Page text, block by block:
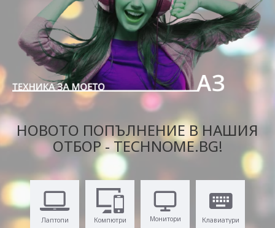
НОВОТО ПОПЪЛНЕНИЕ В НАШИЯ
ОТБОР - TECHNOME.BG!
Лаптопи Компютри Монитори Клавиатури